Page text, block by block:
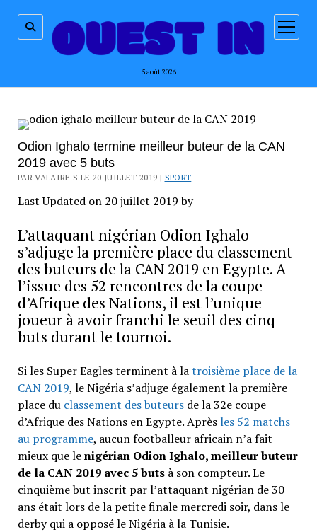
5 août 2026
ouvrir
menu
Odion Ighalo termine meilleur buteur de la CAN
2019 avec 5 buts
PAR VALAIRE S LE 20 JUILLET 2019 | SPORT
Last Updated on 20 juillet 2019 by
L’attaquant nigérian Odion Ighalo
s’adjuge la première place du classement
des buteurs de la CAN 2019 en Egypte. A
l’issue des 52 rencontres de la coupe
d’Afrique des Nations, il est l’unique
joueur à avoir franchi le seuil des cinq
buts durant le tournoi.
Si les Super Eagles terminent à latroisième place de la
CAN 2019, le Nigéria s’adjuge également la première
place du classement des buteursde la 32e coupe
d’Afrique des Nations en Egypte. Après les 52 matchs
au programme, aucun footballeur africain n’a fait
mieux que lenigérian Odion Ighalo, meilleur buteur
de la CAN 2019 avec 5 butsà son compteur. Le
cinquième but inscrit par l’attaquant nigérian de 30
ans était lors de la petite finale mercredi soir, dans le
derby qui a opposé le Nigéria à la Tunisie.